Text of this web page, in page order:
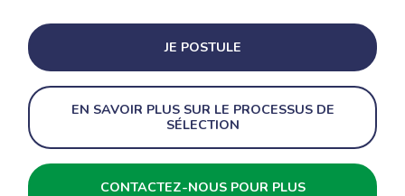
JE POSTULE
EN SAVOIR PLUS SUR LE PROCESSUS DE
SÉLECTION
CONTACTEZ-NOUS POUR PLUS